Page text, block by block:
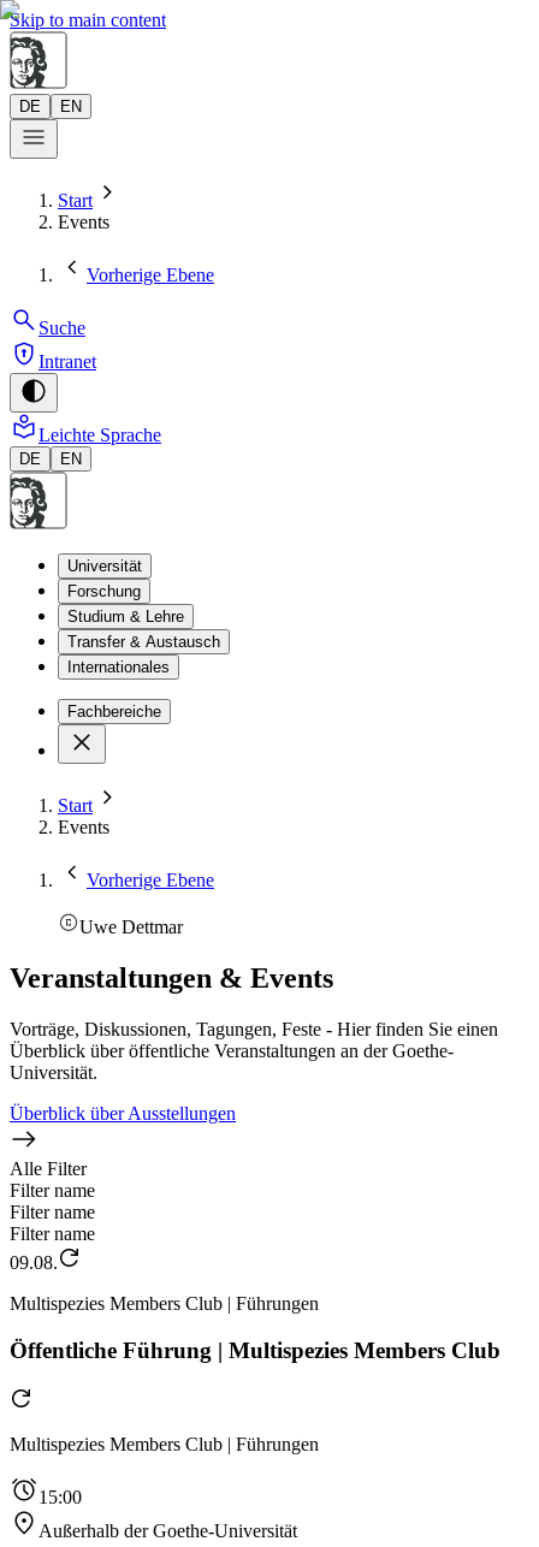
Skip to main content
DE EN
Start
Events
Vorherige Ebene
Suche
Intranet
Leichte Sprache
DE EN
Universität
Forschung
Studium & Lehre
Transfer & Austausch
Internationales
Fachbereiche
Start
Events
Vorherige Ebene
Uwe Dettmar
Veranstaltungen & Events
Vorträge, Diskussionen, Tagungen, Feste - Hier finden Sie einen
Überblick über öffentliche Veranstaltungen an der Goethe-
Universität.
Überblick über Ausstellungen
Alle Filter
Filter name
Filter name
Filter name
09.08.
Multispezies Members Club | Führungen
Öffentliche Führung | Multispezies Members Club
Multispezies Members Club | Führungen
15:00
Außerhalb der Goethe-Universität